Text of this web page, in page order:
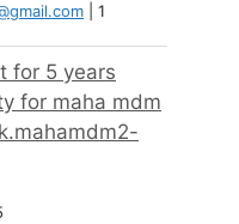
1
for 5 years
for maha mdm